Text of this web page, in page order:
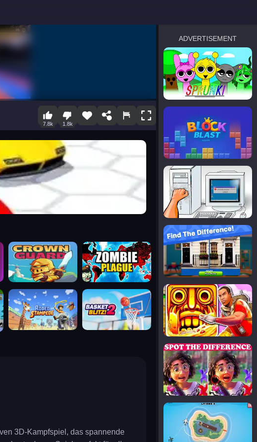
7.8k 1.8k
crown guard zombie plague
rodeo stampede basket blitz
3D-Kampfspiel, das spannende
ADVERTISEMENT
sprunki
Blocky Blast!
smash it
notice the difference
temple run 2
spot the differences
silly sky